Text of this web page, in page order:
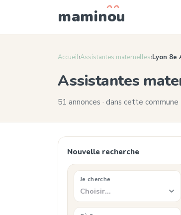
maminou
Accueil›Assistantes maternelles›Lyon 8e
Assistantes
51 annonces · dans cette commune
Nouvelle recherche
Je cherche
Choisir…